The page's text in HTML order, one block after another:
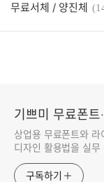
무료서체 / 양진체
기쁘미 무료폰트
상업용 무료폰트와 라
디자인 활용법을 실
구독하기